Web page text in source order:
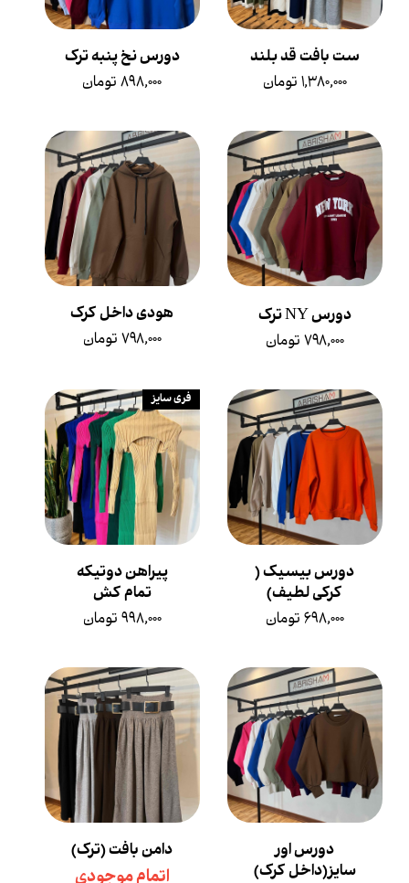
ست بافت قد بلند
۱,۳۸۰,۰۰۰ تومان
دورس نخ پنبه ترک
۸۹۸,۰۰۰ تومان
دورس NY ترک
۷۹۸,۰۰۰ تومان
هودی داخل کرک
۷۹۸,۰۰۰ تومان
دورس بیسیک (
کرکی لطیف)
۶۹۸,۰۰۰ تومان
پیراهن دوتیکه
تمام کش
۹۹۸,۰۰۰ تومان
فری سایز
دورس اور
سایز(داخل کرک)
دامن بافت (ترک)